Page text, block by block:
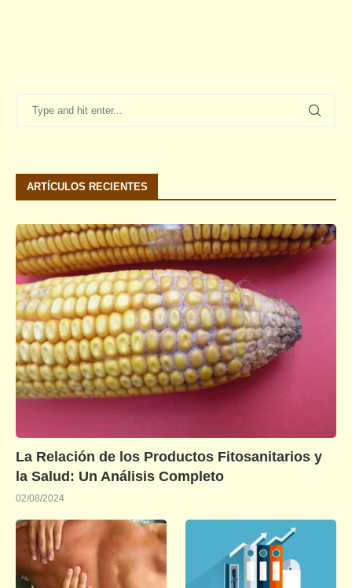
ARTÍCULOS RECIENTES
La Relación de los Productos Fitosanitarios y
la Salud: Un Análisis Completo
02/08/2024